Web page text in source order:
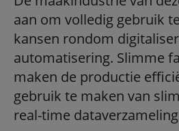
aan om volledig gebruik
kansen rondom
automatisering. Slimme
maken de productie
gebruik te maken van
real-time